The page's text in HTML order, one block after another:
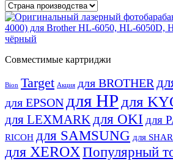
Совместимые картриджи
Bion Target Акция для BROTHER
для EPSON для HP для
для LEXMARK для OKI для
RICOH для SAMSUNG для
для XEROX Популярный